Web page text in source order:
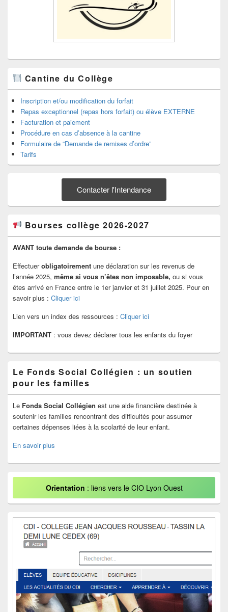
Cantine du Collège
Inscription et/ou modification du forfait
Repas exceptionnel (repas hors forfait) ou élève EXTERNE
Facturation et paiement
Procédure en cas d’absence à la cantine
Formulaire de “Demande de remises d’ordre”
Tarifs
Contacter l'Intendance
Bourses collège 2026-2027
AVANT toute demande de bourse :
Effectuerobligatoirement une déclaration sur les revenus de
l’année 2025, même si vous n’êtes non imposable, ou si vous
êtes arrivé en France entre le 1er janvier et 31 juillet 2025. Pour en
savoir plus : Cliquer ici
Lien vers un index des ressources : Cliquer ici
IMPORTANT : vous devez déclarer tous les enfants du foyer
Le Fonds Social Collégien : un soutien
pour les familles
Le Fonds Social Collégien est une aide financière destinée à
soutenir les familles rencontrant des difficultés pour assumer
certaines dépenses liées à la scolarité de leur enfant.
En savoir plus
Orientation : liens vers le CIO Lyon Ouest